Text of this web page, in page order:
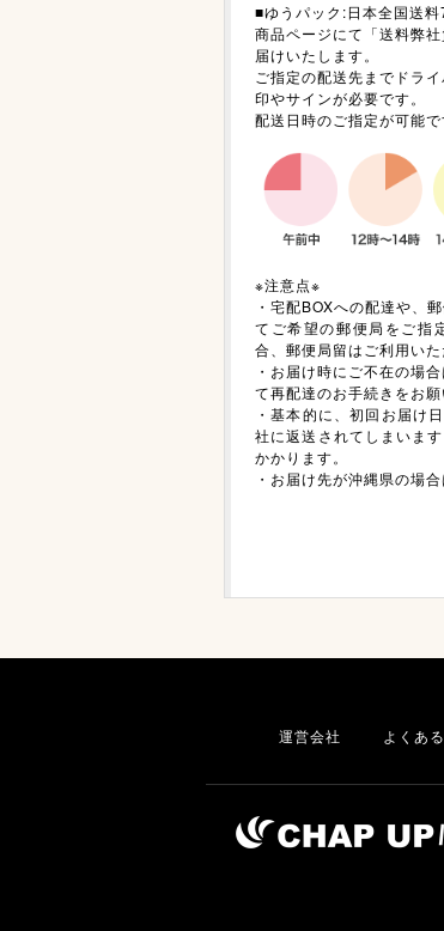
■ゆうパック:日本全国送
商品ページにて「送料弊
届けいたします。
ご指定の配送先までドラ
印やサインが必要です。
配送日時のご指定が可能
※注意点※
・宅配BOXへの配達や、
てご希望の郵便局をご指
合、郵便局留はご利用いた
・お届け時にご不在の場
て再配達のお手続きをお願
・基本的に、初回お届け
社に返送されてしまいま
かかります。
・お届け先が沖縄県の場
運営会社 よくあ